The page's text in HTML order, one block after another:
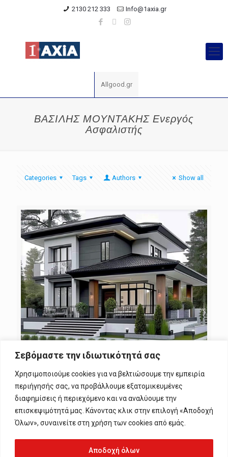
Σεβόμαστε την ιδιωτικότητά σας
Χρησιμοποιούμε cookies για να βελτιώσουμε την εμπειρία
περιήγησής σας, να προβάλλουμε εξατομικευμένες
διαφημίσεις ή περιεχόμενο και να αναλύουμε την
επισκεψιμότητά μας. Κάνοντας κλικ στην επιλογή «Αποδοχή
Όλων», συναινείτε στη χρήση των cookies από εμάς.
Αποδοχή όλων
2130 212 333 Info@1axia.gr
Allgood.gr
ΒΑΣΙΛΗΣ ΜΟΥΝΤΑΚΗΣ Ενεργός
Ασφαλιστής
Categories Tags Authors Show all
vasilis Mountakis at 6 Ιανουαρίου, 2024
Η ΑΣΦΑΛΕΙΑ σπιτιού σήμερα κοστίζει , όσο
μισή σοκολάτα ή ένα κουλούρι
0 0 Read more